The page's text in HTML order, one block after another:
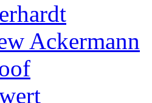
Ackermann